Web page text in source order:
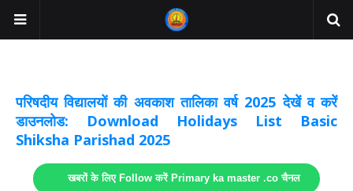
परिषदीय विद्यालयों की अवकाश तालिका वर्ष 2025 देखें व करें
डाउनलोड: Download Holidays List Basic
Shiksha Parishad 2025
खबरों के लिए Follow करें Primary ka master .co चैनल